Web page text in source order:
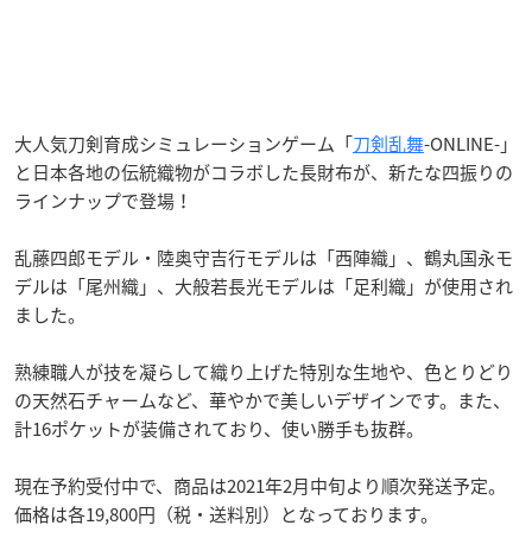
大人気刀剣育成シミュレーションゲーム「刀剣乱舞-ONLINE-」
と日本各地の伝統織物がコラボした長財布が、新たな四振りの
ラインナップで登場！
乱藤四郎モデル・陸奥守吉行モデルは「西陣織」、鶴丸国永モ
デルは「尾州織」、大般若長光モデルは「足利織」が使用され
ました。
熟練職人が技を凝らして織り上げた特別な生地や、色とりどり
の天然石チャームなど、華やかで美しいデザインです。また、
計16ポケットが装備されており、使い勝手も抜群。
現在予約受付中で、商品は2021年2月中旬より順次発送予定。
価格は各19,800円（税・送料別）となっております。